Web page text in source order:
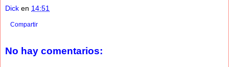
Dick en 14:51
Compartir
No hay comentarios: